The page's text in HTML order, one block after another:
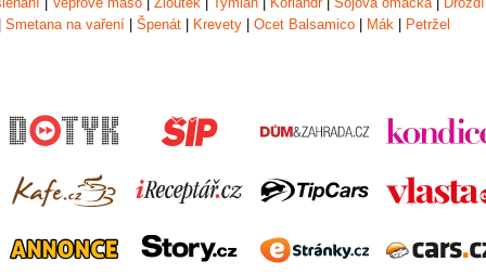
Smetana na vaření Špenát Krevety Ocet Balsamico Mák
Petržel